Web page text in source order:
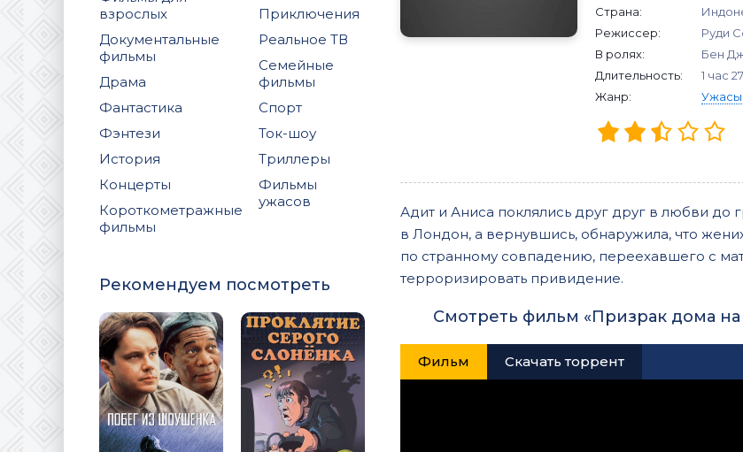
взрослых
Документальные
фильмы
Драма
Фантастика
Фэнтези
История
Концерты
Короткометражные
фильмы
Приключения
Реальное ТВ
Семейные
фильмы
Спорт
Ток-шоу
Триллеры
Фильмы
ужасов
Рекомендуем посмотреть
Страна:
Режиссер:
Руди
В ролях:
Бен
Длительность:
1 час
Жанр:
Ужасы
Адит и Аниса поклялись друг друг в любви до
в Лондон, а вернувшись, обнаружила, что
по странному совпадению, переехавшего с
терроризировать привидение.
Смотреть фильм «Призрак дома
Фильм Скачать торрент